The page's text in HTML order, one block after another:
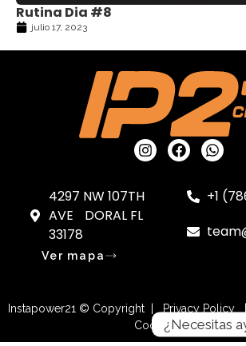
Rutina Dia #8
julio 17, 2023
4297 NW 107TH
AVE DORAL FL
33178
Ver mapa
+1
Instapower21 © Copyright | Privacy
Cookies Settings
¿Necesitas